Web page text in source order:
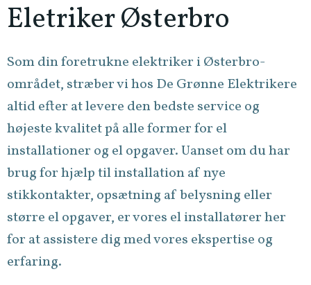
Eletriker Østerbro
Som din foretrukne elektriker i Østerbro-
området, stræber vi hos De Grønne Elektrikere
altid efter at levere den bedste service og
højeste kvalitet på alle former for el
installationer og el opgaver. Uanset om du har
brug for hjælp til installation af nye
stikkontakter, opsætning af belysning eller
større el opgaver, er vores el installatører her
for at assistere dig med vores ekspertise og
erfaring.